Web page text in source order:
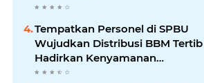
‎Tempatkan Personel di SPBU
Wujudkan Distribusi BBM Tertib
Hadirkan Kenyamanan
Masyarakat